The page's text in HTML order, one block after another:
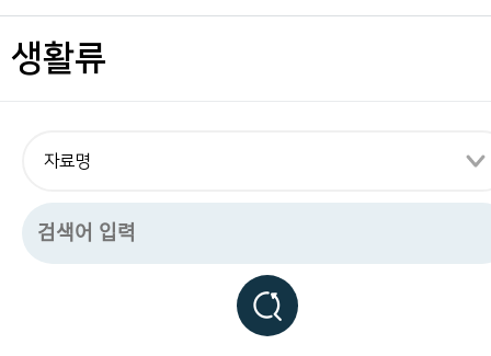
는
립 의생활류
식생활류
주생활류
생활용구
문방구류
기치류
사회생활류
형장구류
기타류
생활류